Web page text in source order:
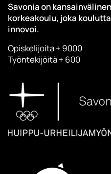
Savonia on
korkeakoulu, joka
innovoi.
Opiskelijoita + 9000
Työntekijöitä + 600